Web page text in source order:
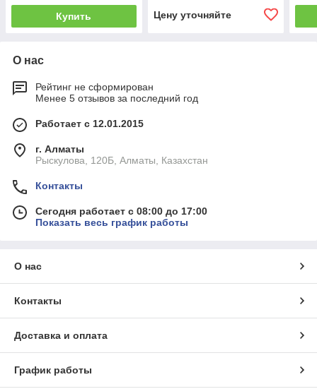
Купить Цену уточняйте
О нас
Рейтинг не сформирован
Менее 5 отзывов за последний год
Работает с 12.01.2015
г. Алматы
Рыскулова, 120Б, Алматы, Казахстан
Контакты
Сегодня работает с 08:00 до 17:00
Показать весь график работы
О нас
Контакты
Доставка и оплата
График работы